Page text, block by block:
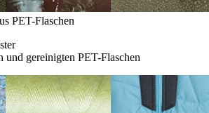
PET-Flaschen
und gereinigten PET-Flaschen